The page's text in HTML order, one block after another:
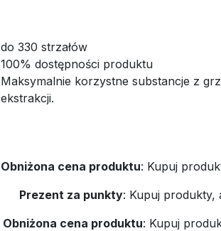
do 330 strzałów
100% dostępności produktu
Maksymalnie korzystne substancje z
ekstrakcji.
Obniżona cena produktu: Kupuj
Prezent za punkty: Kupuj produkty,
Obniżona cena produktu: Kupuj